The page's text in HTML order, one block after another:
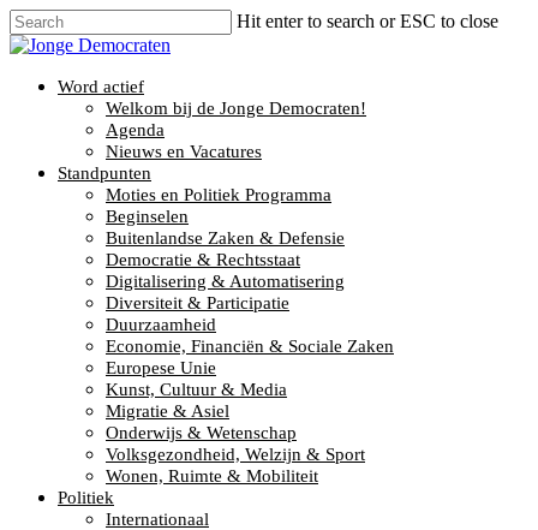
Hit enter to search or ESC to close
Word actief
Welkom bij de Jonge Democraten!
Agenda
Nieuws en Vacatures
Standpunten
Moties en Politiek Programma
Beginselen
Buitenlandse Zaken & Defensie
Democratie & Rechtsstaat
Digitalisering & Automatisering
Diversiteit & Participatie
Duurzaamheid
Economie, Financiën & Sociale Zaken
Europese Unie
Kunst, Cultuur & Media
Migratie & Asiel
Onderwijs & Wetenschap
Volksgezondheid, Welzijn & Sport
Wonen, Ruimte & Mobiliteit
Politiek
Internationaal